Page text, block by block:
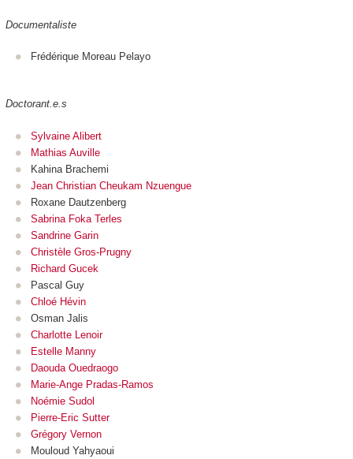
Documentaliste
Frédérique Moreau Pelayo
Doctorant.e.s
Sylvaine Alibert
Mathias Auville
Kahina Brachemi
Jean Christian Cheukam Nzuengue
Roxane Dautzenberg
Sabrina Foka Terles
Sandrine Garin
Christèle Gros-Prugny
Richard Gucek
Pascal Guy
Chloé Hévin
Osman Jalis
Charlotte Lenoir
Estelle Manny
Daouda Ouedraogo
Marie-Ange Pradas-Ramos
Noémie Sudol
Pierre-Eric Sutter
Grégory Vernon
Mouloud Yahyaoui